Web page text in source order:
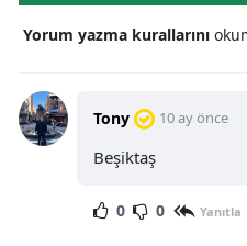
Yorum yazma kurallarını
Tony 10 ay önce
Beşiktaş
0 0 Yanıtla